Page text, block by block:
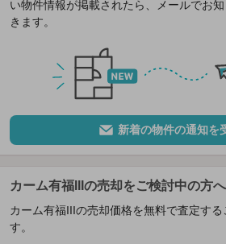
い物件情報が掲載されたら、メールでお
きます。
新着の物件の通知を
カーム有福IIIの売却をご検討中の方へ
カーム有福IIIの売却価格を無料で査定する
す。